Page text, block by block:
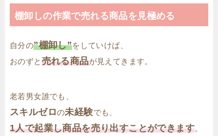
棚卸しの作業で売れる商品を見極める
自分の”棚卸し”をしていけば、
おのずと 売れる商品が見えてきます。
老若男女誰でも、
スキルゼロの未経験でも、
1人で起業し商品を売り出すことができます。